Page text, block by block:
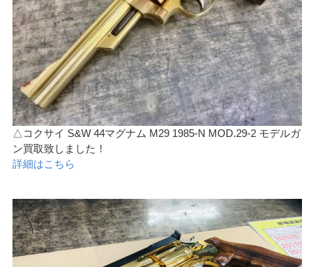
△コクサイ S&W 44マグナム M29 1985-N MOD.29-2 モデルガ
ン買取致しました！
詳細はこちら